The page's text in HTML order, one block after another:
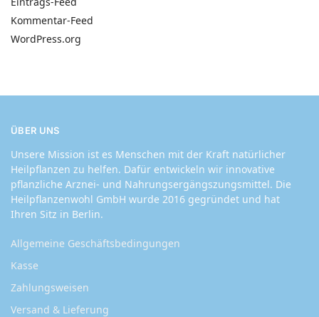
Kommentar-Feed
WordPress.org
ÜBER UNS
Unsere Mission ist es Menschen mit der Kraft natürlicher
Heilpflanzen zu helfen. Dafür entwickeln wir innovative
pflanzliche Arznei- und Nahrungsergängszungsmittel. Die
Heilpflanzenwohl GmbH wurde 2016 gegründet und hat
Ihren Sitz in Berlin.
Allgemeine Geschäftsbedingungen
Kasse
Zahlungsweisen
Versand & Lieferung